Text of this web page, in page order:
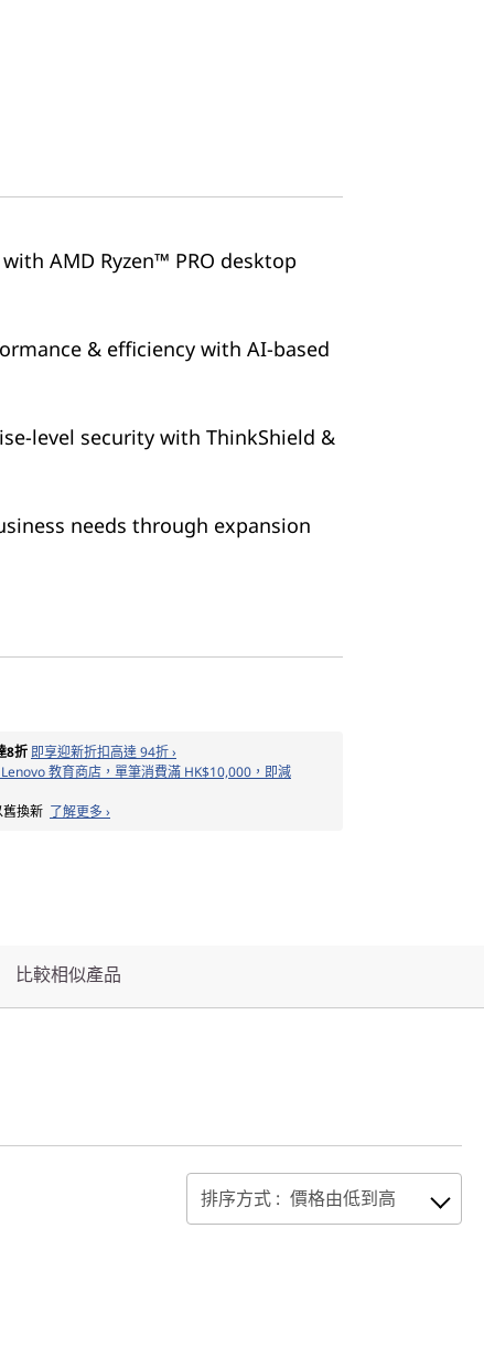
AMD Ryzen™ PRO desktop
& efficiency with AI-based
level security with ThinkShield &
needs through expansion
8折 即享迎新折扣高達 94折 ›
教育商店，單筆消費滿 HK$10,000，即減
換新 了解更多 ›
比較相似產品
排序方式 : 價格由低到高